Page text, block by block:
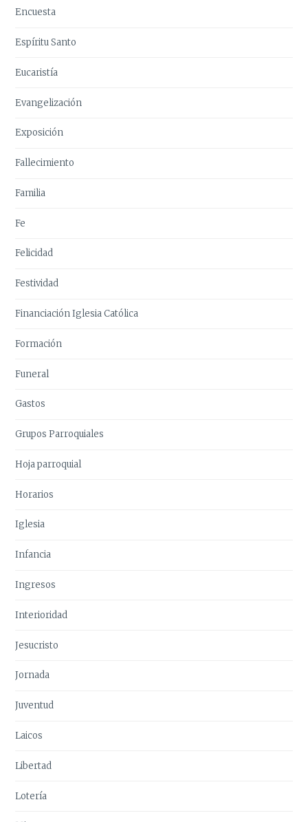
Encuesta
Espíritu Santo
Eucaristía
Evangelización
Exposición
Fallecimiento
Familia
Fe
Felicidad
Festividad
Financiación Iglesia Católica
Formación
Funeral
Gastos
Grupos Parroquiales
Hoja parroquial
Horarios
Iglesia
Infancia
Ingresos
Interioridad
Jesucristo
Jornada
Juventud
Laicos
Libertad
Lotería